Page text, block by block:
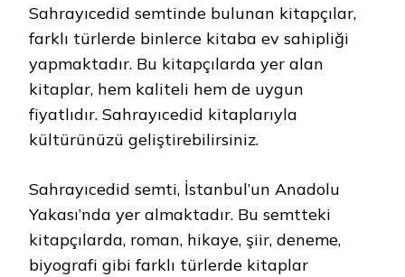
Sahrayıcedid semtinde bulunan kitapçılar,
farklı türlerde binlerce kitaba ev sahipliği
yapmaktadır. Bu kitapçılarda yer alan
kitaplar, hem kaliteli hem de uygun
fiyatlıdır. Sahrayıcedid kitaplarıyla
kültürünüzü geliştirebilirsiniz.
Sahrayıcedid semti, İstanbul’un Anadolu
Yakası’nda yer almaktadır. Bu semtteki
kitapçılarda, roman, hikaye, şiir, deneme,
biyografi gibi farklı türlerde kitaplar